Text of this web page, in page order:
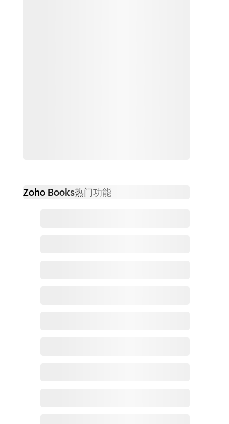
Zoho Books热门功能